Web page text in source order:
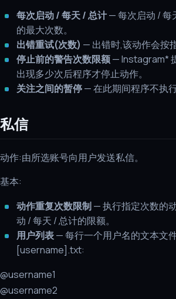
每次启动 / 每天 / 总计— 每次启动 / 每
的最大次数。
出错重试(次数) — 出错时,该动作会按
停止前的警告次数限额— Instagram*
出现多少次后程序才停止动作。
关注之间的暂停— 在此期间程序不执
私信
动作:由所选账号向用户发送私信。
基本:
动作重复次数限制— 执行指定次数的
动 / 每天 / 总计的限额。
用户列表— 每行一个用户名的文本文
[username].txt:
@username1
@username2